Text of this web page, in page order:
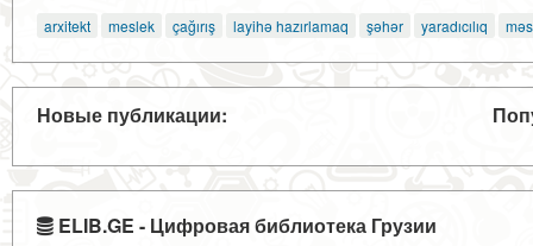
arxitekt meslek çağırış layihə hazırlamaq şəhər yaradıcılıq
Новые публикации:
ELIB.GE - Цифровая библиотека Грузии